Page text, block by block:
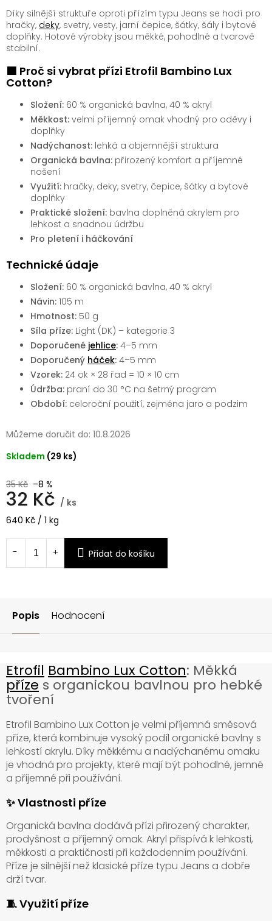
35 Kč –8 %
32 Kč / ks
Měrná
640 Kč / 1 kg
Skladem (29 ks)
Můžeme doručit do: 10.8.2026
Přidat do košíku
Díky silnější struktuře oproti přízím typu Jeans se hodí pro
hračky, deky, svetry, vesty, jarní čepice, šátky, šály i bytové
doplňky. Hotové výrobky jsou měkké, pohodlné a tvarově
stabilní.
🟩 Proč si vybrat přízi Etrofil Bambino Lux
Cotton?
Složení: 60 % organická bavlna, 40 % akryl
Měkkost: velmi příjemný omak vhodný pro oděvy i
doplňky
Nadýchanost: lehká a objemnější struktura
Organická bavlna: přirozený komfort a příjemné
nošení
Využití: hračky, deky, svetry, čepice, šátky a bytové
doplňky
Praktické složení: bavlna doplněná akrylem pro
lehkost a snadnou údržbu
Pro pletení i háčkování
Technické údaje
Složení: 60 % organická bavlna, 40 % akryl
Návin: 105 m
Hmotnost: 50 g
Síla příze: Light (DK) – kategorie 3
Doporučené jehlice: 4–5 mm
Doporučený háček: 4–5 mm
Vzorek: 24 ok × 28 řad = 10 × 10 cm
Údržba: praní do 30 °C na šetrný program
Období: celoroční použití, zejména jaro a podzim
Popis Hodnocení
Etrofil Bambino Lux Cotton: Měkká
příze s organickou bavlnou pro hebké
tvoření
Etrofil Bambino Lux Cotton je velmi příjemná směsová
příze, která kombinuje vysoký podíl organické bavlny s
lehkostí akrylu. Díky měkkému a nadýchanému omaku
je vhodná pro projekty, které mají být pohodlné, jemné
a příjemné při používání.
✨ Vlastnosti příze
Organická bavlna dodává přízi přirozený charakter,
prodyšnost a příjemný omak. Akryl přispívá k lehkosti,
měkkosti a praktičnosti při každodenním používání.
Příze je silnější než klasické příze typu Jeans a dobře
drží tvar.
🧵 Využití příze